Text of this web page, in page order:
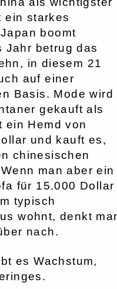
ein starkes
boomt
Jahr betrug das
in diesem 21
auf einer
Basis. Mode wird
gekauft als
ein Hemd von
und kauft es,
chinesischen
man aber ein
für 15.000 Dollar
typisch
wohnt, denkt
nach.
es Wachstum,